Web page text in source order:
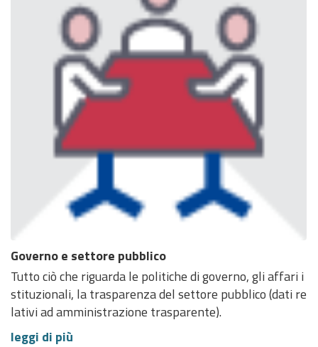
Governo e settore pubblico
Tutto ciò che riguarda le politiche di governo, gli affari i
stituzionali, la trasparenza del settore pubblico (dati re
lativi ad amministrazione trasparente).
leggi di più